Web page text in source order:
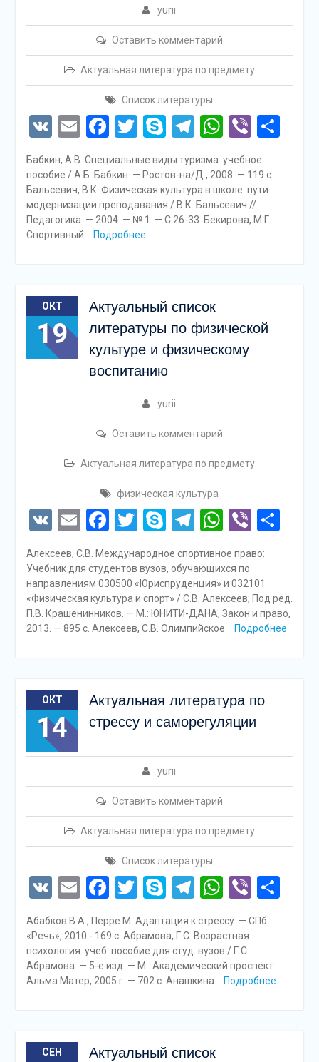
yurii
Оставить комментарий
Актуальная литература по предмету
Список литературы
VKEmailFacebook
Twitter
SkypeTelegram
Viber
Бабкин, А.В. Специальные виды туризма: учебное
пособие / А.Б. Бабкин. — Ростов-на/Д., 2008. — 119 с.
Бальсевич, В.К. Физическая культура в школе: пути
модернизации преподавания / В.К. Бальсевич //
Педагогика. — 2004. — № 1. — С.26-33. Бекирова, М.Г.
Спортивный
Подробнее
ОКТ
19
Актуальный список
литературы по физической
культуре и физическому
воспитанию
yurii
Оставить комментарий
Актуальная литература по предмету
физическая культура
VKEmailFacebook
Twitter
SkypeTelegram
Viber
Алексеев, С.В. Международное спортивное право:
Учебник для студентов вузов, обучающихся по
направлениям 030500 «Юриспруденция» и 032101
«Физическая культура и спорт» / С.В. Алексеев; Под ред.
П.В. Крашенинников. — М.: ЮНИТИ-ДАНА, Закон и право,
2013. — 895 c. Алексеев, С.В. Олимпийское
Подробнее
ОКТ
14
Актуальная литература по
стрессу и саморегуляции
yurii
Оставить комментарий
Актуальная литература по предмету
Список литературы
VKEmailFacebook
Twitter
SkypeTelegram
Viber
Абабков В.А., Перре М. Адаптация к стрессу. — СПб.:
«Речь», 2010.- 169 с. Абрамова, Г.С. Возрастная
психология: учеб. пособие для студ. вузов / Г.С.
Абрамова. — 5-е изд. — М.: Академический проспект:
Альма Матер, 2005 г. — 702 с. Анашкина
Подробнее
СЕН
Актуальный список